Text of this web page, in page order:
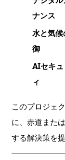
ナンス
水と気
御
AIセキ
ィ
このプロジェ
に、赤道また
する解決策を